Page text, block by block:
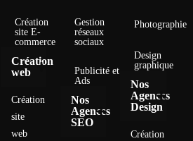
Création
site E-
commerce
Création
web
Création
site
web
Gestion
réseaux
sociaux
Publicité et
Ads
Nos
Agences
SEO
Photographie
Design
graphique
Nos
Agences
Design
Création